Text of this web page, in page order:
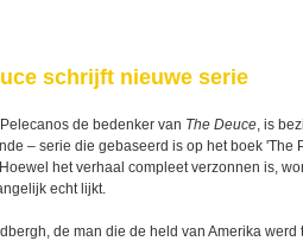
schrijft nieuwe serie
de bedenker van The Deuce, is
– serie die gebaseerd is op het boek 'The
het verhaal compleet verzonnen is,
echt lijkt.
de man die de held van Amerika werd